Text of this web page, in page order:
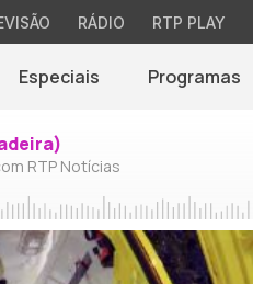
RÁDIO RTP PLAY
Especiais Programas
RTP Notícias